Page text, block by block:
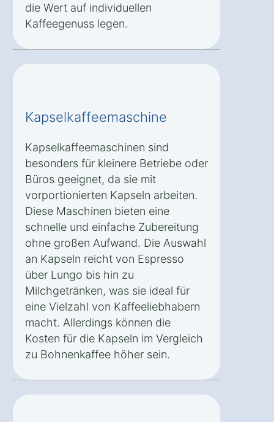
die Wert auf individuellen
Kaffeegenuss legen.
Kapselkaffeemaschine
Kapselkaffeemaschinen sind
besonders für kleinere Betriebe oder
Büros geeignet, da sie mit
vorportionierten Kapseln arbeiten.
Diese Maschinen bieten eine
schnelle und einfache Zubereitung
ohne großen Aufwand. Die Auswahl
an Kapseln reicht von Espresso
über Lungo bis hin zu
Milchgetränken, was sie ideal für
eine Vielzahl von Kaffeeliebhabern
macht. Allerdings können die
Kosten für die Kapseln im Vergleich
zu Bohnenkaffee höher sein.